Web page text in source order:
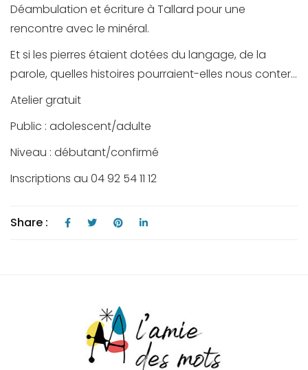
Déambulation et écriture à Tallard pour une
rencontre avec le minéral.
Et si les pierres étaient dotées du langage, de la
parole, quelles histoires pourraient-elles nous conter…
Atelier gratuit
Public : adolescent/adulte
Niveau : débutant/confirmé
Inscriptions au 04 92 54 11 12
Share :